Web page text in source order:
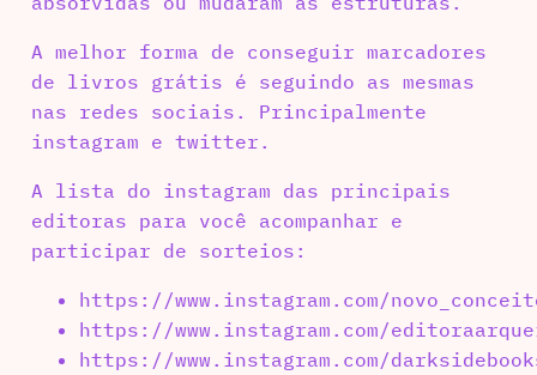
A melhor forma de conseguir marcadores
de livros grátis é seguindo as mesmas
nas redes sociais. Principalmente
instagram e twitter.
A lista do instagram das principais
editoras para você acompanhar e
participar de sorteios:
https://www.instagram.com/
https://www.instagram.com/
https://www.instagram.com/